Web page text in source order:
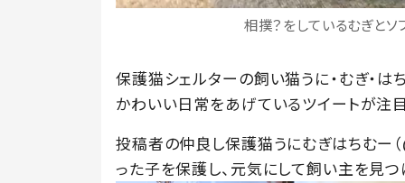
相撲？をしているむぎと
保護猫シェルターの飼い猫うに・むぎ・は
かわいい日常をあげているツイートが注
投稿者の仲良し保護猫うにむぎはちむ
った子を保護し、元気にして飼い主を見